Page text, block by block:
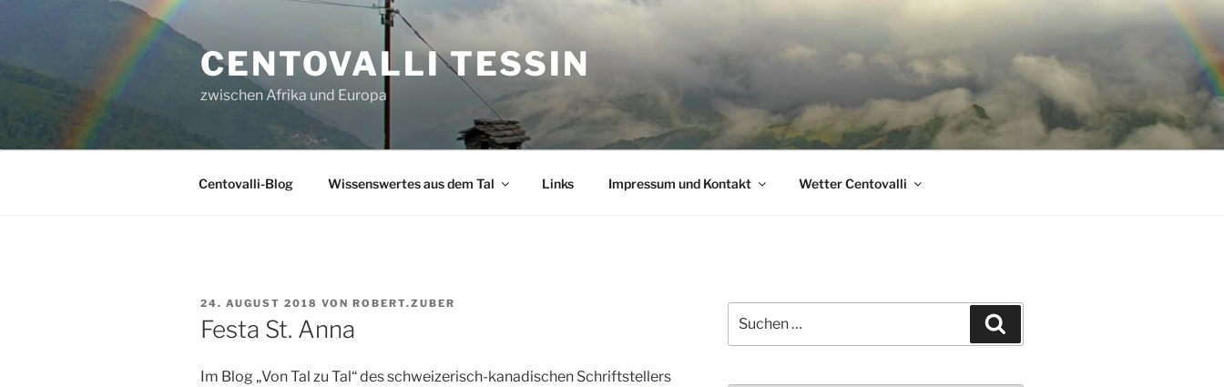
CENTOVALLI TESSIN
zwischen Afrika und Europa
Centovalli-Blog Wissenswertes aus dem Tal Links Impressum und Kontakt Wetter Centovalli
VERÖFFENTLICHT
AM
24. AUGUST 2018 VON ROBERT.ZUBER
Festa St. Anna
Im Blog „Von Tal zu Tal“ des schweizerisch-kanadischen Schriftstellers
nach: